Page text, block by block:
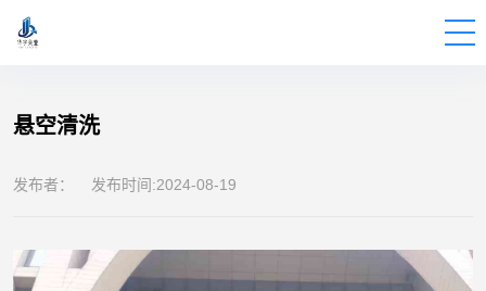
悬空清洗
发布者： 发布时间:2024-08-19